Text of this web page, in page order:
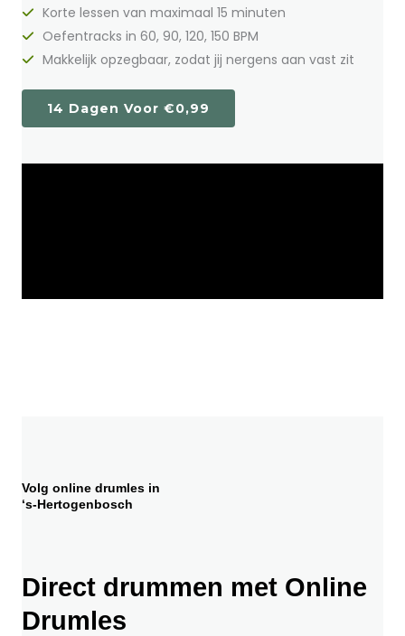
Korte lessen van maximaal 15 minuten
Oefentracks in 60, 90, 120, 150 BPM
Makkelijk opzegbaar, zodat jij nergens aan vast zit
Online
drumschool
14 Dagen Voor €0,99
Volg online drumles in
‘s-Hertogenbosch
Direct drummen met Online
Drumles